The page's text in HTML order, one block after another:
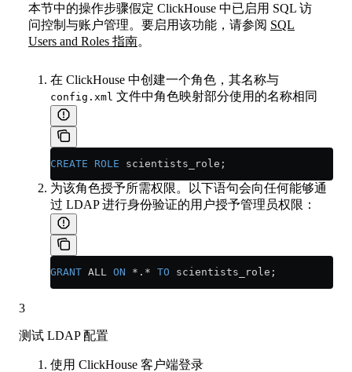
本节中的操作步骤假定 ClickHouse 中已启用 SQL 访
问控制与账户管理。要启用该功能，请参阅 SQL
Users and Roles 指南。
在 ClickHouse 中创建一个角色，其名称与
config.xml 文件中角色映射部分使用的名称相同
CREATE ROLE scientists_role;
为该角色授予所需权限。以下语句会向任何能够通
过 LDAP 进行身份验证的用户授予管理员权限：
GRANT ALL ON * . * TO scientists_role;
3
测试 LDAP 配置
使用 ClickHouse 客户端登录